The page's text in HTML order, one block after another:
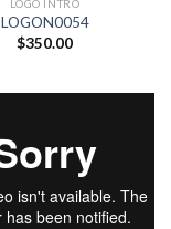
LOGO INTRO
LOGON0054
$350.00